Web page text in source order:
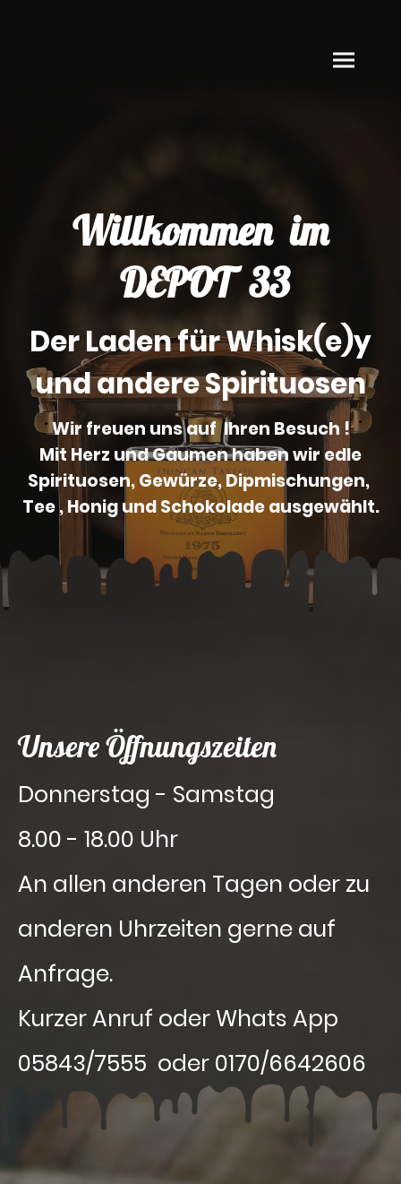
Willkommen im
DEPOT 33
Der Laden für Whisk(e)y
und andereSpirituosen
Wir freuen uns auf Ihren Besuch !
Mit Herz und Gaumen haben wir edle
Spirituosen, Gewürze, Dipmischungen,
Tee , Honig und Schokolade ausgewählt.
Unsere Öffnungszeiten
Donnerstag - Samstag
8.00 - 18.00 Uhr
An allen anderen Tagen oder zu
anderen Uhrzeiten gerne auf
Anfrage.
Kurzer Anruf oder Whats App
05843/7555 oder 0170/6642606